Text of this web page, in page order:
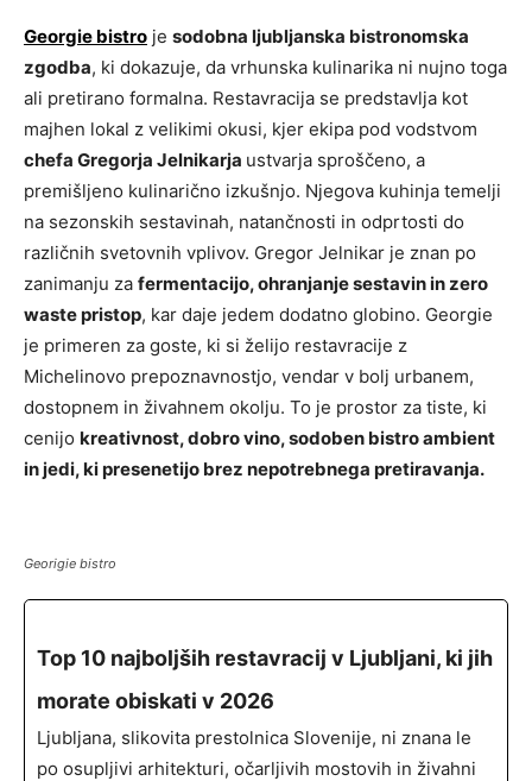
Georgie bistro je sodobna ljubljanska bistronomska
zgodba, ki dokazuje, da vrhunska kulinarika ni nujno toga
ali pretirano formalna. Restavracija se predstavlja kot
majhen lokal z velikimi okusi, kjer ekipa pod vodstvom
chefa Gregorja Jelnikarja ustvarja sproščeno, a
premišljeno kulinarično izkušnjo. Njegova kuhinja temelji
na sezonskih sestavinah, natančnosti in odprtosti do
različnih svetovnih vplivov. Gregor Jelnikar je znan po
zanimanju za fermentacijo, ohranjanje sestavin in zero
waste pristop, kar daje jedem dodatno globino. Georgie
je primeren za goste, ki si želijo restavracije z
Michelinovo prepoznavnostjo, vendar v bolj urbanem,
dostopnem in živahnem okolju. To je prostor za tiste, ki
cenijo kreativnost, dobro vino, sodoben bistro ambient
in jedi, ki presenetijo brez nepotrebnega pretiravanja.
Georigie bistro
Top 10 najboljših restavracij v Ljubljani, ki jih
morate obiskati v 2026
Ljubljana, slikovita prestolnica Slovenije, ni znana le
po osupljivi arhitekturi, očarljivih mostovih in živahni